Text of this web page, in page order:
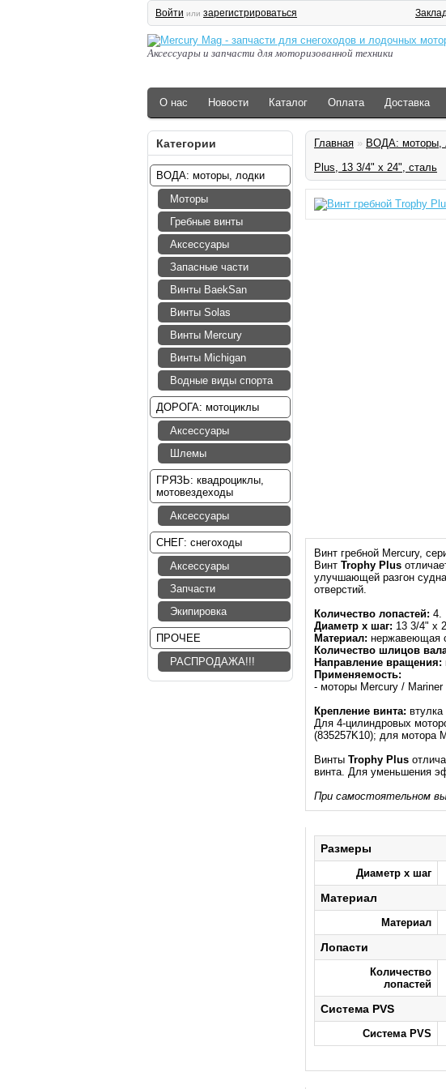
Войти или зарегистрироваться
Аксессуары и запчасти для моторизованной техники
О нас Новости Каталог Оплата Доставка
Категории
ВОДА: моторы, лодки
Моторы
Гребные винты
Аксессуары
Запасные части
Винты BaekSan
Винты Solas
Винты Mercury
Винты Michigan
Водные виды спорта
ДОРОГА: мотоциклы
Аксессуары
Шлемы
ГРЯЗЬ: квадроциклы,
мотовездеходы
Аксессуары
СНЕГ: снегоходы
Аксессуары
Запчасти
Экипировка
ПРОЧЕЕ
РАСПРОДАЖА!!!
Главная » ВОДА: моторы,
Plus, 13 3/4" x 24", сталь
Винт гребной Mercury,
Винт Trophy Plus
улучшающей разгон
отверстий.
Количество лопастей: 4.
Диаметр х шаг: 13 3/4" x
Материал: нержавеющая
Количество шлицов
Направление вращения:
Применяемость:
- моторы Mercury /
Крепление винта: втулка
Для 4-цилиндровых
(835257K10); для мотора
Винты Trophy Plus
винта. Для уменьшения
При самостоятельном
Размеры
Диаметр х шаг
Материал
Материал
Лопасти
Количество
лопастей
Система PVS
Система PVS